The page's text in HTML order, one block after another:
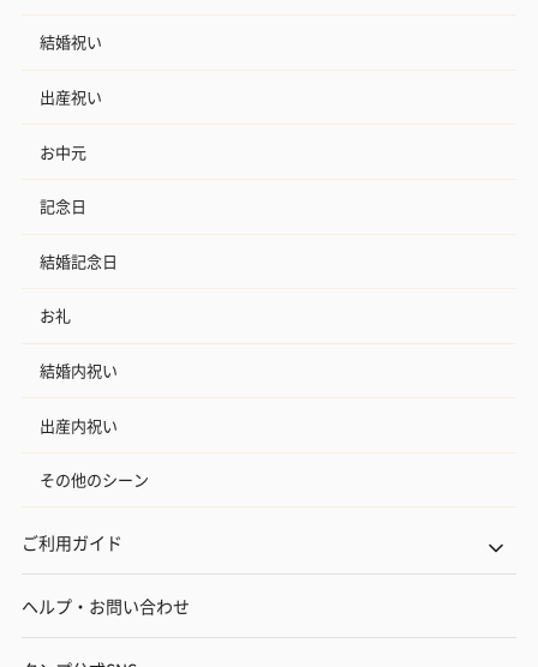
結婚祝い
出産祝い
お中元
記念日
結婚記念日
お礼
結婚内祝い
出産内祝い
その他のシーン
ご利用ガイド
ヘルプ・お問い合わせ